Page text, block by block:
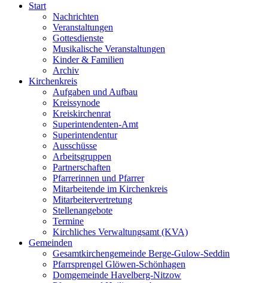
Start
Nachrichten
Veranstaltungen
Gottesdienste
Musikalische Veranstaltungen
Kinder & Familien
Archiv
Kirchenkreis
Aufgaben und Aufbau
Kreissynode
Kreiskirchenrat
Superintendenten-Amt
Superintendentur
Ausschüsse
Arbeitsgruppen
Partnerschaften
Pfarrerinnen und Pfarrer
Mitarbeitende im Kirchenkreis
Mitarbeitervertretung
Stellenangebote
Termine
Kirchliches Verwaltungsamt (KVA)
Gemeinden
Gesamtkirchengemeinde Berge-Gulow-Seddin
Pfarrsprengel Glöwen-Schönhagen
Domgemeinde Havelberg-Nitzow